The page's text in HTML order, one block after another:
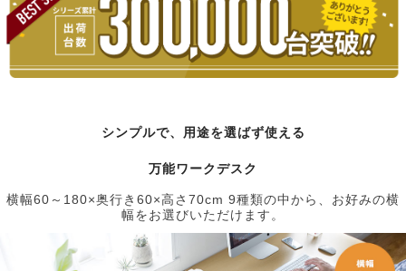
シンプルで、用途を選ばず使える
万能ワークデスク
横幅60～180×奥行き60×高さ70cm 9種類の中から、お好みの横
幅をお選びいただけます。